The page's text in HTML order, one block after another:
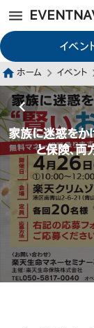
イベン
ホーム イベント
家族に迷惑を
と保険、